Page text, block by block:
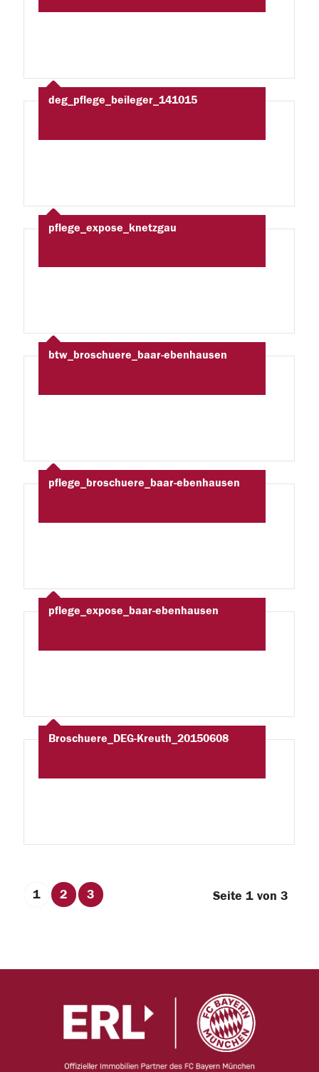
deg_pflege_beileger_141015
pflege_expose_knetzgau
btw_broschuere_baar-ebenhausen
pflege_broschuere_baar-ebenhausen
pflege_expose_baar-ebenhausen
Broschuere_DEG-Kreuth_20150608
Seite 1 von 3
1 2 3